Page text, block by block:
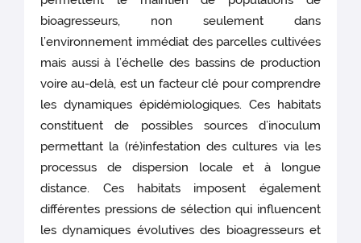
bioagresseurs, non seulement dans
l’environnement immédiat des parcelles cultivées
mais aussi à l’échelle des bassins de production
voire au-delà, est un facteur clé pour comprendre
les dynamiques épidémiologiques. Ces habitats
constituent de possibles sources d’inoculum
permettant la (ré)infestation des cultures via les
processus de dispersion locale et à longue
distance. Ces habitats imposent également
différentes pressions de sélection qui influencent
les dynamiques évolutives des bioagresseurs et